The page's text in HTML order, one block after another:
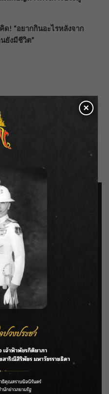
ด! “อยากกินอะไรหลังจาก
ยังมีชีวิต”
ป่าเสื่อมโทรม สู่แหล่ง
×